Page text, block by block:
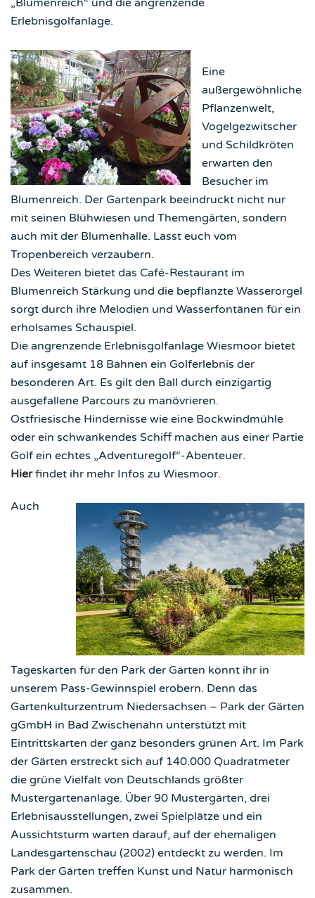
„Blumenreich“ und die angrenzende
Erlebnisgolfanlage.
Eine
außergewöhnliche
Pflanzenwelt,
Vogelgezwitscher
und Schildkröten
erwarten den
Besucher im
Blumenreich. Der Gartenpark beeindruckt nicht nur
mit seinen Blühwiesen und Themengärten, sondern
auch mit der Blumenhalle. Lasst euch vom
Tropenbereich verzaubern.
Des Weiteren bietet das Café-Restaurant im
Blumenreich Stärkung und die bepflanzte Wasserorgel
sorgt durch ihre Melodien und Wasserfontänen für ein
erholsames Schauspiel.
Die angrenzende Erlebnisgolfanlage Wiesmoor bietet
auf insgesamt 18 Bahnen ein Golferlebnis der
besonderen Art. Es gilt den Ball durch einzigartig
ausgefallene Parcours zu manövrieren.
Ostfriesische Hindernisse wie eine Bockwindmühle
oder ein schwankendes Schiff machen aus einer Partie
Golf ein echtes „Adventuregolf“-Abenteuer.
Hierfindet ihr mehr Infos zu Wiesmoor.
Auch
Tageskarten für den Park der Gärten könnt ihr in
unserem Pass-Gewinnspiel erobern. Denn das
Gartenkulturzentrum Niedersachsen – Park der Gärten
gGmbH in Bad Zwischenahn unterstützt mit
Eintrittskarten der ganz besonders grünen Art. Im Park
der Gärten erstreckt sich auf 140.000 Quadratmeter
die grüne Vielfalt von Deutschlands größter
Mustergartenanlage. Über 90 Mustergärten, drei
Erlebnisausstellungen, zwei Spielplätze und ein
Aussichtsturm warten darauf, auf der ehemaligen
Landesgartenschau (2002) entdeckt zu werden. Im
Park der Gärten treffen Kunst und Natur harmonisch
zusammen.